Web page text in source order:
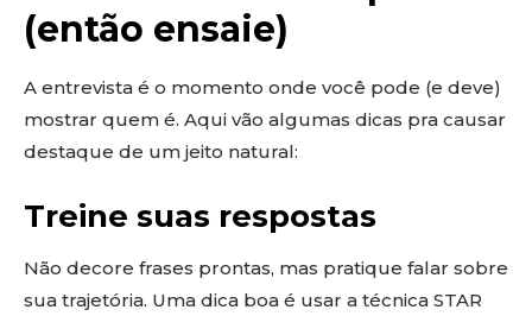
(então ensaie)
A entrevista é o momento onde você pode (e deve)
mostrar quem é. Aqui vão algumas dicas pra causar
destaque de um jeito natural:
Treine suas respostas
Não decore frases prontas, mas pratique falar sobre
sua trajetória. Uma dica boa é usar a técnica STAR